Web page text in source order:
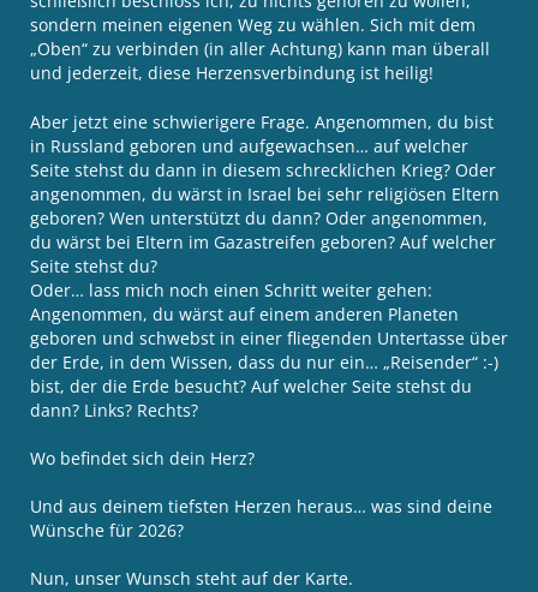
sondern meinen eigenen Weg zu wählen. Sich mit dem
„Oben“ zu verbinden (in aller Achtung) kann man überall
und jederzeit, diese Herzensverbindung ist heilig!
Aber jetzt eine schwierigere Frage. Angenommen, du bist
in Russland geboren und aufgewachsen… auf welcher
Seite stehst du dann in diesem schrecklichen Krieg? Oder
angenommen, du wärst in Israel bei sehr religiösen Eltern
geboren? Wen unterstützt du dann? Oder angenommen,
du wärst bei Eltern im Gazastreifen geboren? Auf welcher
Seite stehst du?
Oder… lass mich noch einen Schritt weiter gehen:
Angenommen, du wärst auf einem anderen Planeten
geboren und schwebst in einer fliegenden Untertasse über
der Erde, in dem Wissen, dass du nur ein… „Reisender“ :-)
bist, der die Erde besucht? Auf welcher Seite stehst du
dann? Links? Rechts?
Wo befindet sich dein Herz?
Und aus deinem tiefsten Herzen heraus… was sind deine
Wünsche für 2026?
Nun, unser Wunsch steht auf der Karte.